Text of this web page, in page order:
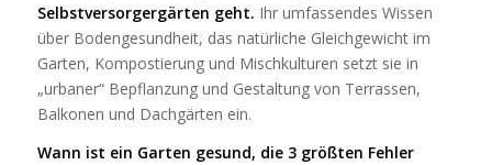
Selbstversorgergärten geht. Ihr umfassendes Wissen
über Bodengesundheit, das natürliche Gleichgewicht im
Garten, Kompostierung und Mischkulturen setzt sie in
„urbaner“ Bepflanzung und Gestaltung von Terrassen,
Balkonen und Dachgärten ein.
Wann ist ein Garten gesund, die 3 größten Fehler